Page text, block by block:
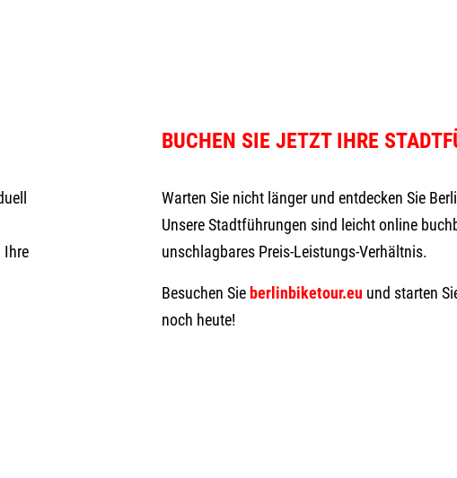
Ihre
BUCHEN SIE JETZT IHRE
Warten Sie nicht länger und entdecken Sie
Unsere Stadtführungen sind leicht online
unschlagbares Preis-Leistungs-Verhältnis.
Besuchen Sie berlinbiketour.eu und starten
noch heute!